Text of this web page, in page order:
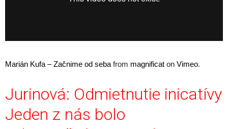
Marián Kufa – Začnime od seba from magnificat on Vimeo.
Jurinová: Odmietnutie inicatívy
Jeden z nás bolo